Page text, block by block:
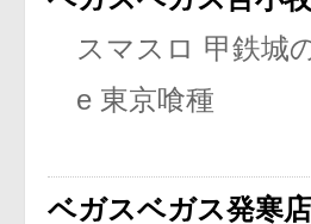
スマスロ 甲鉄城
e 東京喰種
ベガスベガス発寒店